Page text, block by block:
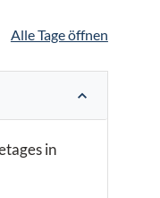
Alle Tage öffnen
in